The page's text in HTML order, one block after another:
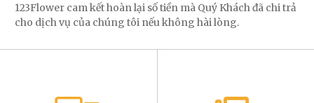
123Flower cam kết hoàn lại số tiền mà Quý Khách đã chi trả
cho dịch vụ của chúng tôi nếu không hài lòng.